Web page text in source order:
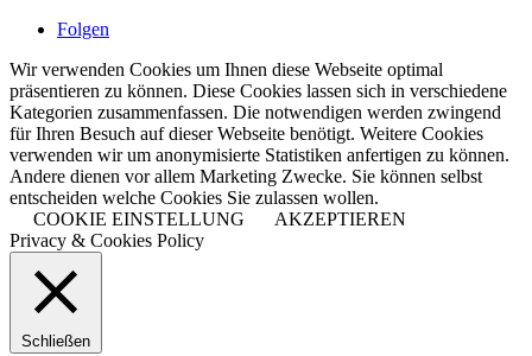
Folgen
Wir verwenden Cookies um Ihnen diese Webseite optimal
präsentieren zu können. Diese Cookies lassen sich in verschiedene
Kategorien zusammenfassen. Die notwendigen werden zwingend
für Ihren Besuch auf dieser Webseite benötigt. Weitere Cookies
verwenden wir um anonymisierte Statistiken anfertigen zu können.
Andere dienen vor allem Marketing Zwecke. Sie können selbst
entscheiden welche Cookies Sie zulassen wollen.
COOKIE EINSTELLUNG
AKZEPTIEREN
Privacy & Cookies Policy
Schließen